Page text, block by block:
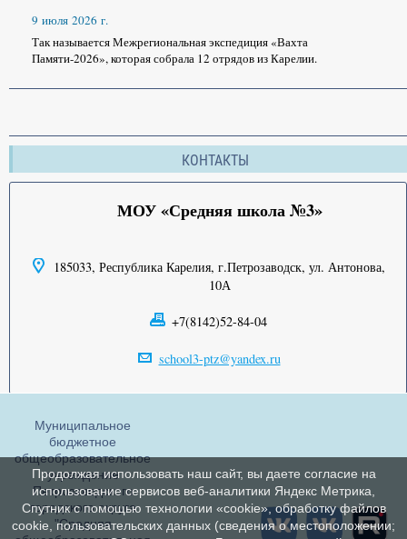
9 июля 2026 г.
Так называется Межрегиональная экспедиция «Вахта
Памяти-2026», которая собрала 12 отрядов из Карелии.
КОНТАКТЫ
МОУ «Средняя школа №3»
185033, Республика Карелия, г.Петрозаводск, ул. Антонова,
10А
+7(8142)52-84-04
school3-ptz@yandex.ru
Муниципальное
бюджетное
общеобразовательное
учреждение
Петрозаводского
городского округа
"Средняя
Продолжая использовать наш сайт, вы даете согласие на
использование сервисов веб-аналитики Яндекс Метрика,
Спутник с помощью технологии «cookie», обработку файлов
cookie, пользовательских данных (сведения о местоположении;